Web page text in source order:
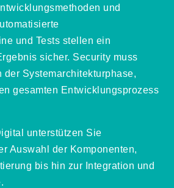
und
und Tests stellen ein
sicher. Security muss
Systemarchitekturphase,
gesamten Entwicklungsprozess
unterstützen Sie
Auswahl der Komponenten,
bis hin zur Integration und